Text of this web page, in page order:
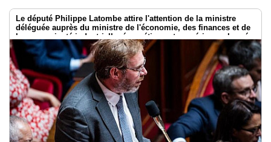
Le député Philippe Latombe attire l'attention de la ministre
déléguée auprès du ministre de l'économie, des finances et de
la souveraineté industrielle, énergétique et numérique, chargée
de l'intelligence artificielle et du numérique